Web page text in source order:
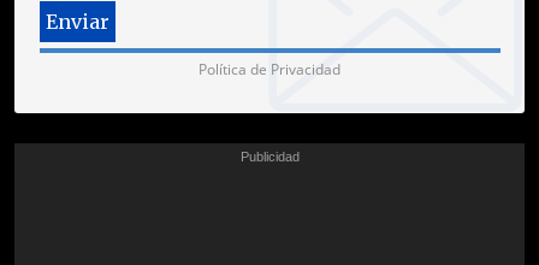
Política de Privacidad